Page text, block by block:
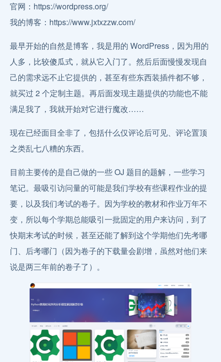
官网：https://wordpress.org/
我的博客：https://www.jxtxzzw.com/
最早开始的自然是博客，我是用的 WordPress，因为用的
人多，比较傻瓜式，就从它入门了。然后后面慢慢发现自
己的需求远不止它提供的，甚至有些东西装插件都不够，
就买过 2 个定制主题。再后面发现主题提供的功能也不能
满足我了，我就开始对它进行魔改……
现在已经面目全非了，包括什么仅评论后可见、评论置顶
之类乱七八糟的东西。
目前主要传的是自己做的一些 OJ 题目的题解，一些学习
笔记。最吸引访问量的可能是我们学校有些课程作业的提
要，以及我们考试的卷子。因为学校的教材和作业万年不
变，所以每个学期总能吸引一批固定的用户来访问，到了
快期末考试的时候，甚至还能了解到这个学期他们先考哪
门、后考哪门（因为卷子的下载量会剧增，虽然对他们来
说是两三年前的卷子了）。